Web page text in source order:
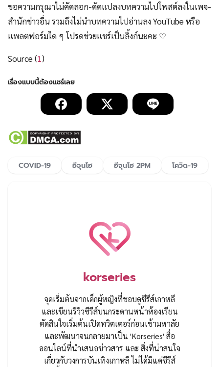
ขอความกรุณาไม่คัดลอก-ดัดแปลงบทความไปโพสต์ลงในเพจ-
สำนักข่าวอื่น รวมถึงไม่นำบทความไปอ่านลง YouTube หรือ
แพลตฟอร์มใด ๆ โปรดช่วยแชร์เป็นลิ้งก์นะคะ ♡
Source (1)
COVID-19 อีจุนโฮ อีจุนโฮ 2PM โควิด-19
korseries
จุดเริ่มต้นจากเด็กผู้หญิงที่ชอบดูซีรีส์เกาหลี
และเขียนรีวิวซีรีส์บนกระดานหน้าห้องเรียน
ตัดสินใจเริ่มต้นเปิดทวิตเตอร์ก่อนเข้ามหาลัย
และพัฒนาจนกลายมาเป็น 'Korseries' สื่อ
ออนไลน์ที่นำเสนอข่าวสาร และ สิ่งที่น่าสนใจ
เกี่ยวกับวงการบันเทิงเกาหลี ไม่ได้มีแค่ซีรีส์